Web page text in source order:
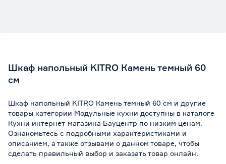
Шкаф напольный KITRO Камень темный 60
см
Шкаф напольный KITRO Камень темный 60 см и другие
товары категории Модульные кухни доступны в каталоге
Кухни интернет-магазина Бауцентр по низким ценам.
Ознакомьтесь с подробными характеристиками и
описанием, а также отзывами о данном товаре, чтобы
сделать правильный выбор и заказать товар онлайн.